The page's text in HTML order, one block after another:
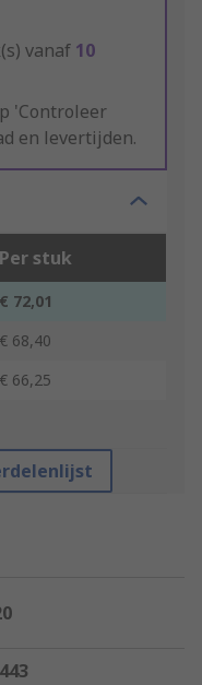
vanaf 10
'Controleer
en levertijden.
Per stuk
€ 72,01
€ 68,40
€ 66,25